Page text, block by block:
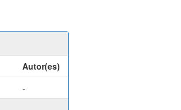
Autor(es)
-